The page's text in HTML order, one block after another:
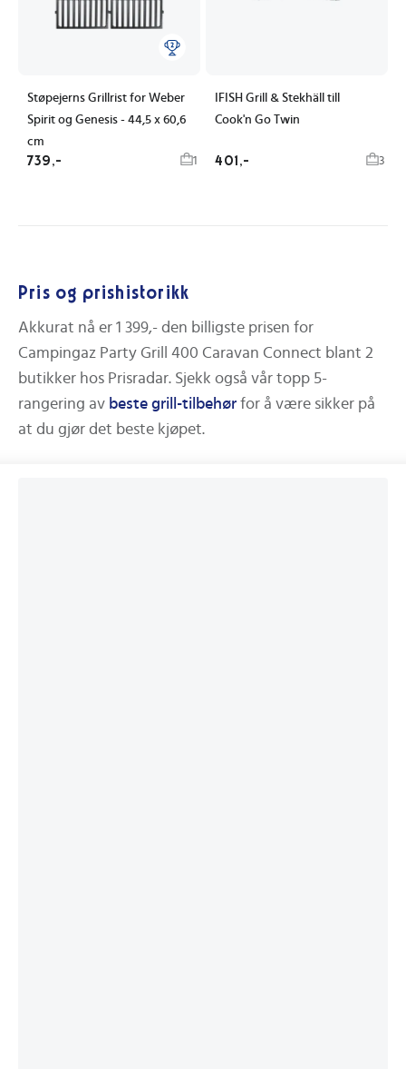
Støpejerns Grillrist for Weber
Spirit og Genesis - 44,5 x 60,6
cm
739,- 1
IFISH Grill & Stekhäll till
Cook'n Go Twin
401,- 3
Pris og prishistorikk
Akkurat nå er 1 399,- den billigste prisen for
Campingaz Party Grill 400 Caravan Connect blant 2
butikker hos Prisradar. Sjekk også vår topp 5-
rangering av beste grill-tilbehør for å være sikker på
at du gjør det beste kjøpet.